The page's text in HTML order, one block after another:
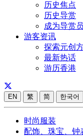
历史焦点
历史导赏
成为导赏员
游客资讯
探索元创
最新热话
游历香港
EN 繁 简 한국어
时尚服装
配饰、珠宝、钟